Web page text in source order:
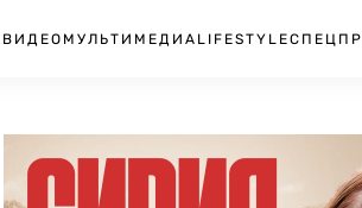
ВИДЕО МУЛЬТИМЕДИА LIFESTYLE